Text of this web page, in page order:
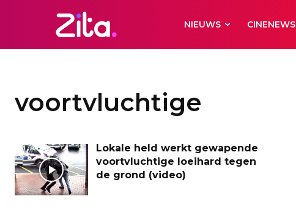
NIEUWS CINENEWS
voortvluchtige
Lokale held werkt gewapende
voortvluchtige loeihard tegen
de grond (video)